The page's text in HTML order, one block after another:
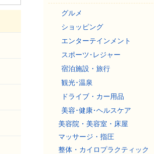
グルメ
ショッピング
エンターテインメント
スポーツ･レジャー
宿泊施設・旅行
観光･温泉
ドライブ・カー用品
美容･健康･ヘルスケア
美容院・美容室・床屋
マッサージ・指圧
整体・カイロプラクティック